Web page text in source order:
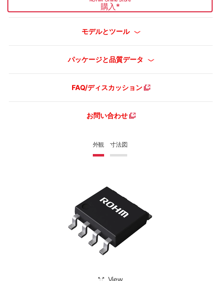
外観 寸法図
View
購入*
モデルとツール
パッケージと品質データ
FAQ/ディスカッション
お問い合わせ